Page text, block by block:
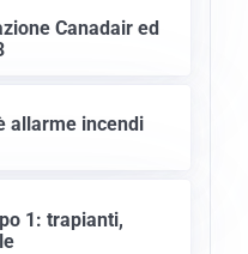
Canadair ed
allarme incendi
1: trapianti,